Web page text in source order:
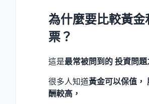
為什麼要比較黃金
票？
這是最常被問到的 投資問題
很多人知道黃金可以保值，
酬較高，